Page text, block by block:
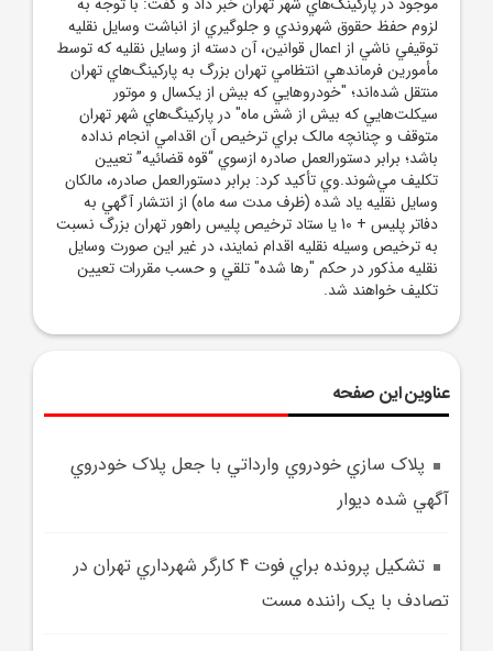
لزوم حفظ حقوق شهروندي و جلوگيري از انباشت وسايل نقليه
توقيفي ناشي از اعمال قوانين، آن دسته از وسايل نقليه که توسط
مأمورين فرماندهي انتظامي تهران بزرگ به پارکينگ‌هاي تهران
منتقل شده‌اند؛ "خودروهايي که بيش از يکسال و موتور
سيکلت‌هايي که بيش از شش ماه" در پارکينگ‌ها‌ي شهر تهران‌
متوقف و چنانچه مالک براي ترخيص آن اقدامي انجام نداده
باشد؛ برابر دستورالعمل صادره ازسوي “قوه قضائيه” تعيين
تکليف مي‌شوند.وي تأکيد کرد: برابر دستورالعمل صادره، مالکان
وسايل نقليه ياد شده (ظرف مدت سه ماه) از انتشار آگهي به
دفاتر پليس + 10 يا ستاد ترخيص پليس راهور تهران بزرگ نسبت
به ترخيص وسيله نقليه اقدام نمايند، در غير اين صورت وسايل
نقليه مذکور در حکم "رها شده" تلقي و حسب مقررات تعيين
تکليف خواهند شد.
عناوین این صفحه
پلاک سازي خودروي وارداتي با جعل پلاک خودروي
آگهي شده ديوار
تشکيل پرونده براي فوت 4 کارگر شهرداري تهران در
تصادف با يک راننده مست